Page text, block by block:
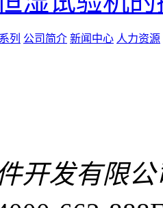
列 公司简介 新闻中心 人力资源
开发有限公